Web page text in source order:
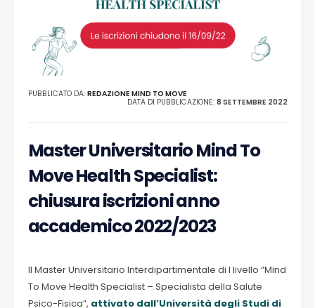
PUBBLICATO DA: REDAZIONE MIND TO MOVE
DATA DI PUBBLICAZIONE: 8 SETTEMBRE 2022
Master Universitario Mind To
Move Health Specialist:
chiusura iscrizioni anno
accademico 2022/2023
Il Master Universitario Interdipartimentale di I livello “Mind
To Move Health Specialist – Specialista della Salute
Psico-Fisica”, attivato dall’Università degli Studi di